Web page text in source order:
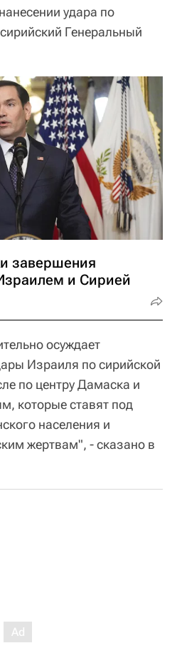
удара по
Генеральный
завершения
и Сирией
осуждает
Израиля по сирийской
по центру Дамаска и
которые ставят под
населения и
жертвам", - сказано в